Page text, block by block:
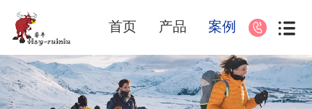
首页 产品 案例